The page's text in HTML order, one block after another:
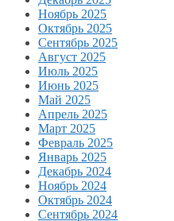
Ноябрь 2025
Октябрь 2025
Сентябрь 2025
Август 2025
Июль 2025
Июнь 2025
Май 2025
Апрель 2025
Март 2025
Февраль 2025
Январь 2025
Декабрь 2024
Ноябрь 2024
Октябрь 2024
Сентябрь 2024